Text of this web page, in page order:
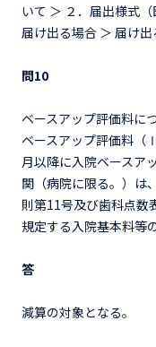
いて ＞ ２．届出様式
届け出る場合 ＞ 届け出
問10
ベースアップ評価料に
ベースアップ評価料（
月以降に入院ベースア
関（病院に限る。）は
則第11号及び歯科点数
規定する入院基本料等
答
減算の対象となる。